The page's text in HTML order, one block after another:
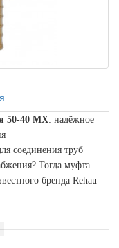
50-40 MX: надёжное
соединения труб
Тогда муфта
бренда Rehau